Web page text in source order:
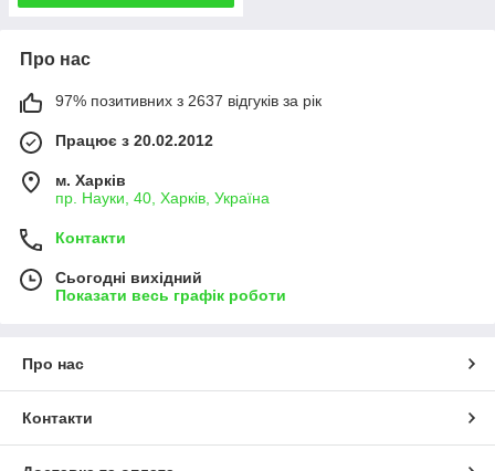
Про нас
97% позитивних з 2637 відгуків за рік
Працює з 20.02.2012
м. Харків
пр. Науки, 40, Харків, Україна
Контакти
Сьогодні вихідний
Показати весь графік роботи
Про нас
Контакти